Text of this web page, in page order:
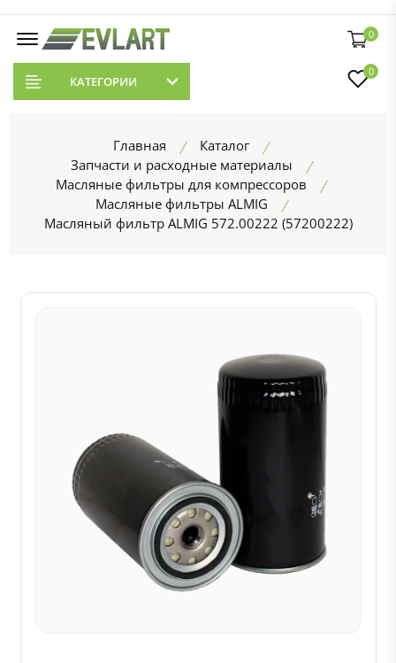
0
КАТЕГОРИИ
0
Главная
Каталог
Запчасти и расходные материалы
Масляные фильтры для компрессоров
Масляные фильтры ALMIG
Масляный фильтр ALMIG 572.00222 (57200222)